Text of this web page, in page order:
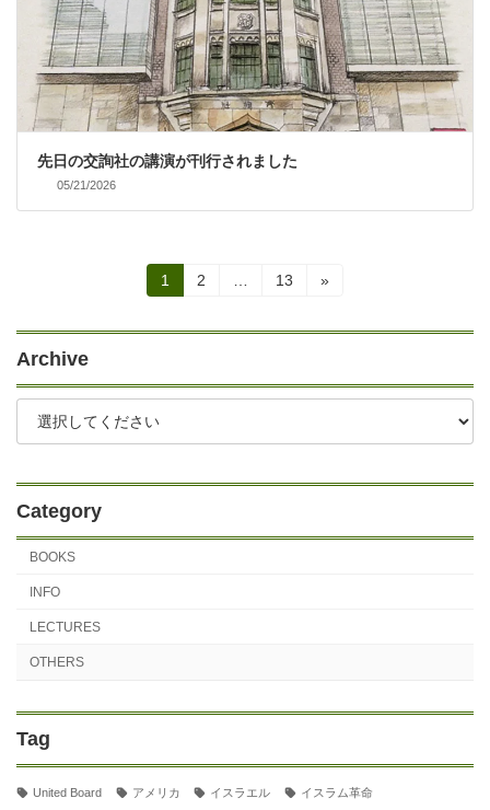
先日の交詢社の講演が刊行されました
05/21/2026
の
ペ
ー
送
り
固
定
ー
1
固
ー
2 …
固
ー
13 »
Archive
Category
BOOKS
INFO
LECTURES
OTHERS
Tag
United Board アメリカ イスラエル イスラム革命